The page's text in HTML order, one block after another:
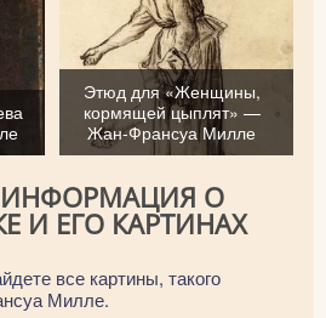
Этюд для «Женщины,
кормящей цыплят» —
Жан-Франсуа Милле
ИНФОРМАЦИЯ О
И ЕГО КАРТИНАХ
все картины, такого
Милле.